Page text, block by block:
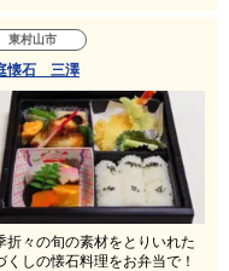
東村山市
懐石 三澤
折々の旬の素材をとりいれた
くしの懐石料理をお弁当で！